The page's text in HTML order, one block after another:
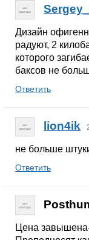
Дизайн
радуют, 2
которого
баксов не
Ответить
lion4ik
не больше
Ответить
Цена